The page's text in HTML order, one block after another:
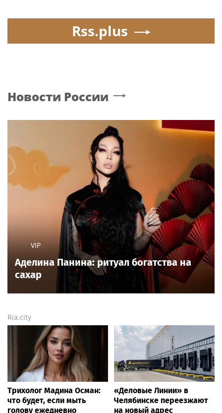
Rss.plus
Новости России
VIP
Аделина Панина: ритуал богатства на
сахар
Ria.city
Трихолог Мадина Осман:
что будет, если мыть
голову ежедневно
«Деловые Линии» в
Челябинске переезжают
на новый адрес